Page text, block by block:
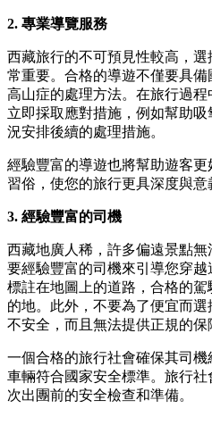
2. 專業導覽服務
西藏旅行的不可預見性較高，
常重要。合格的導遊不僅要具
高山症的處理方法。在旅行過
立即採取應對措施，例如幫助
況安排後續的處理措施。
經驗豐富的導遊也將幫助遊客
習俗，使您的旅行更具深度與意
3. 經驗豐富的司機
西藏地廣人稀，許多偏遠景點
要經驗豐富的司機來引導您穿
標註在地圖上的道路，合格的
的地。此外，不要為了便宜而
不安全，而且無法提供正規的保
一個合格的旅行社會確保其司
車輛符合國家安全標準。旅行
次出團前的安全檢查和準備。